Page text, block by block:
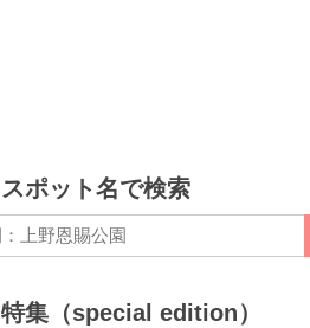
スポット名で検索
特集（special edition）